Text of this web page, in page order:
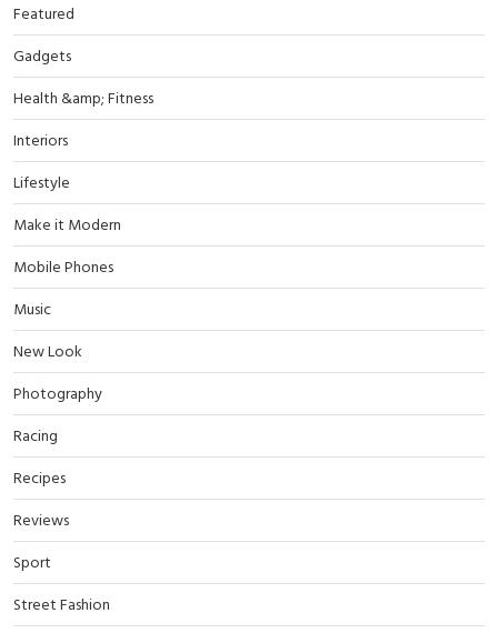
Featured
Gadgets
Health &amp; Fitness
Interiors
Lifestyle
Make it Modern
Mobile Phones
Music
New Look
Photography
Racing
Recipes
Reviews
Sport
Street Fashion